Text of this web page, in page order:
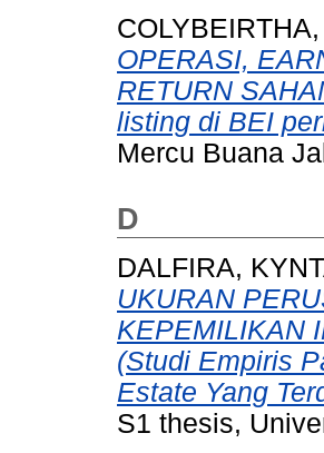
OPERASI,
RETURN
listing di BEI
Mercu Buana
D
DALFIRA,
UKURAN
KEPEMILIKAN
(Studi Empiris
Estate Yang
S1 thesis,